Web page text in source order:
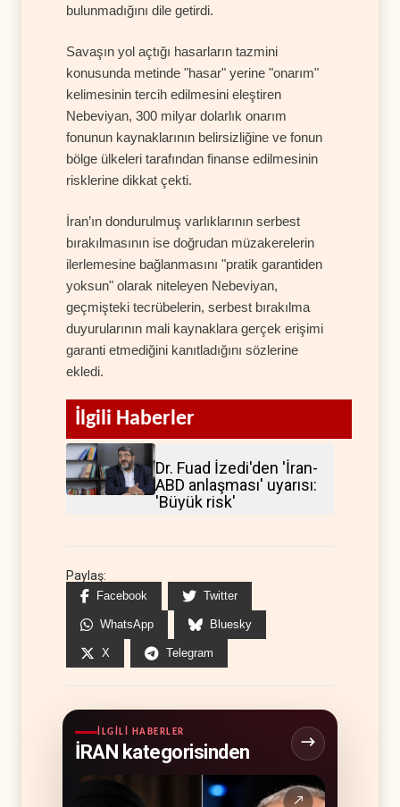
bulunmadığını dile getirdi.
Savaşın yol açtığı hasarların tazmini
konusunda metinde "hasar" yerine "onarım"
kelimesinin tercih edilmesini eleştiren
Nebeviyan, 300 milyar dolarlık onarım
fonunun kaynaklarının belirsizliğine ve fonun
bölge ülkeleri tarafından finanse edilmesinin
risklerine dikkat çekti.
İran’ın dondurulmuş varlıklarının serbest
bırakılmasının ise doğrudan müzakerelerin
ilerlemesine bağlanmasını "pratik garantiden
yoksun" olarak niteleyen Nebeviyan,
geçmişteki tecrübelerin, serbest bırakılma
duyurularının mali kaynaklara gerçek erişimi
garanti etmediğini kanıtladığını sözlerine
ekledi.
İlgili Haberler
Dr. Fuad İzedi'den 'İran-
ABD anlaşması' uyarısı:
'Büyük risk'
Paylaş:
Facebook Twitter
WhatsApp Bluesky
X Telegram
İLGILI HABERLER
İRAN kategorisinden
↗